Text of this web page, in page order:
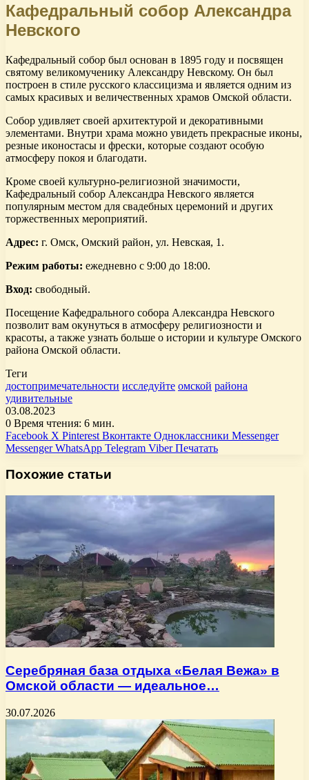
Кафедральный собор Александра
Невского
Кафедральный собор был основан в 1895 году и посвящен
святому великомученику Александру Невскому. Он был
построен в стиле русского классицизма и является одним из
самых красивых и величественных храмов Омской области.
Собор удивляет своей архитектурой и декоративными
элементами. Внутри храма можно увидеть прекрасные иконы,
резные иконостасы и фрески, которые создают особую
атмосферу покоя и благодати.
Кроме своей культурно-религиозной значимости,
Кафедральный собор Александра Невского является
популярным местом для свадебных церемоний и других
торжественных мероприятий.
Адрес: г. Омск, Омский район, ул. Невская, 1.
Режим работы: ежедневно с 9:00 до 18:00.
Вход: свободный.
Посещение Кафедрального собора Александра Невского
позволит вам окунуться в атмосферу религиозности и
красоты, а также узнать больше о истории и культуре Омского
района Омской области.
Теги
достопримечательности исследуйте омской района
удивительные
03.08.2023
0 Время чтения: 6 мин.
Facebook X Pinterest Вконтакте Одноклассники Messenger
Messenger WhatsApp Telegram Viber Печатать
Похожие статьи
Серебряная база отдыха «Белая Вежа» в
Омской области — идеальное…
30.07.2026